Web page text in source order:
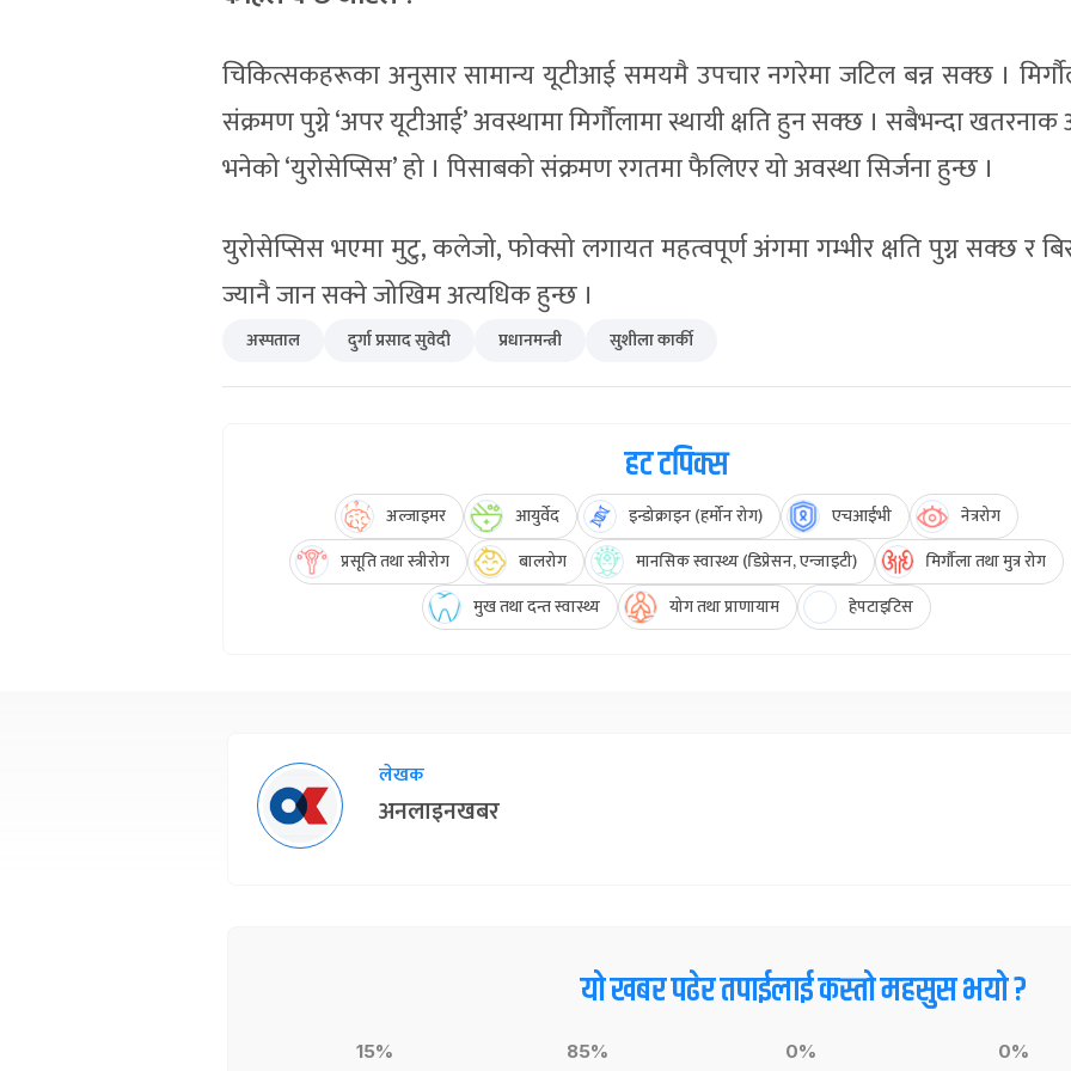
चिकित्सकहरूका अनुसार सामान्य यूटीआई समयमै उपचार नगरेमा जटिल बन्न सक्छ ।
संक्रमण पुग्ने ‘अपर यूटीआई’ अवस्थामा मिर्गौलामा स्थायी क्षति हुन सक्छ । सबैभन्दा
भनेको ‘युरोसेप्सिस’ हो । पिसाबको संक्रमण रगतमा फैलिएर यो अवस्था सिर्जना हुन्छ ।
युरोसेप्सिस भएमा मुटु, कलेजो, फोक्सो लगायत महत्वपूर्ण अंगमा गम्भीर क्षति पुग्न सक्छ र
ज्यानै जान सक्ने जोखिम अत्यधिक हुन्छ ।
अस्पताल दुर्गा प्रसाद सुवेदी प्रधानमन्त्री सुशीला कार्की
हट टपिक्स
अल्जाइमर आयुर्वेद इन्डोक्राइन (हर्मोन रोग) एचआईभी
नेत्ररोग
प्रसूति तथा स्त्रीरोग
बालरोग मानसिक स्वास्थ्य (डिप्रेसन, एन्जाइटी)
मिर्गौला तथा मुत्र रोग
मुख तथा दन्त स्वास्थ्य
योग तथा प्राणायाम हेपटाइटिस
लेखक
अनलाइनखबर
यो खबर पढेर तपाईलाई कस्तो महसुस भयो ?
15% 85% 0% 0%